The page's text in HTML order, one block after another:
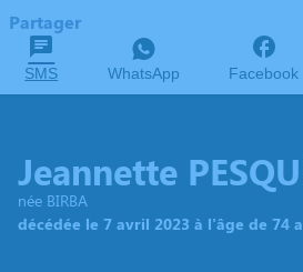
Partager
SMS WhatsApp Facebook
Jeannette
née BIRBA
décédée le 7 avril 2023 à l'âge de 74